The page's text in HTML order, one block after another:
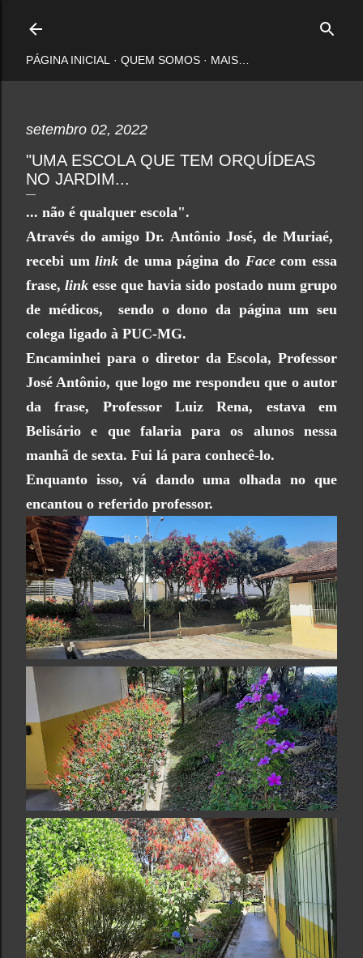
PÁGINA INICIAL QUEM SOMOS MAIS…
setembro 02, 2022
"UMA ESCOLA QUE TEM ORQUÍDEAS
NO JARDIM...
... não é qualquer escola".
Através do amigo Dr. Antônio José, de Muriaé,
recebi umlinkde uma página do Facecom essa
frase, link esse que havia sido postado num grupo
de médicos, sendo o dono da página um seu
colega ligado à PUC-MG.
Encaminhei para o diretor da Escola, Professor
José Antônio, que logo me respondeu que o autor
da frase, Professor Luiz Rena, estava em
Belisário e que falaria para os alunos nessa
manhã de sexta. Fui lá para conhecê-lo.
Enquanto isso, vá dando uma olhada no que
encantou o referido professor.